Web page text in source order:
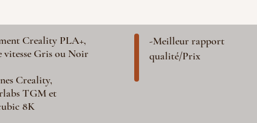
Creality PLA+,
vitesse Gris ou Noir
Creality,
TGM et
8K
-Meilleur rapport
qualité/Prix